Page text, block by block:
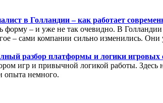
в Голландии – как работает
– и уже не так очевидно. В
– сами компании сильно изменились. Они
разбор платформы и логики игровых
игр и привычной логикой работы. Здесь
опыта немного.